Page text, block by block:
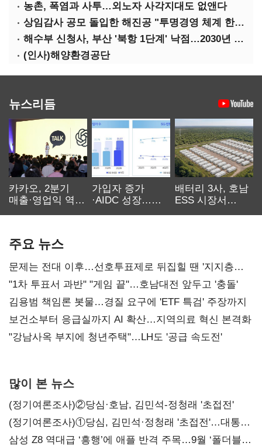
농촌, 폭염과 사투…외노자 사각지대도 없앤다
상임감사 공모 돌입한 해진공 "투명경영 체계 한층 강화"
해수부 신청사, 부산 '북항 1단계' 낙점…2030년 완공 목표
(인사)해양환경공단
뉴스리듬
카카오, 2분기
매출·영업익 역대
가입자 증가
·AIDC 성장…
배터리 3사, 호남
ESS 시장서
주요 뉴스
문제는 전대 이후…선호투표제로 뒤집힐 땐 '지지층
불복'
"1차 투표서 과반" "게임 끝"…호남대전 앞두고 '충돌'
김용범 책임론 봇물…경질 요구에 'ETF 특검' 주장까지
보건소부터 응급실까지 AI 확산…지역의료 혁신 본격화
"강남사옥 부지에 청년주택"…LH도 '공급 속도전'
많이 본 뉴스
(정기여론조사)②당심·호남, 김민석-정청래 '초접전'
(정기여론조사)①당심, 김민석·정청래 '초접전'…대통령
지지도 '50% 아래로'(종합)
삼성 Z8 역대급 ‘흥행’에 애플 반격 주목…9월 ‘폴더블